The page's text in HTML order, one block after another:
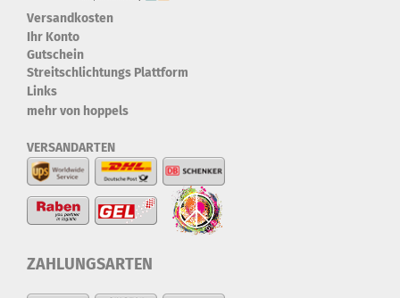
Versandkosten
Ihr Konto
Gutschein
Streitschlichtungs Plattform
Links
mehr von hoppels
VERSANDARTEN
ZAHLUNGSARTEN